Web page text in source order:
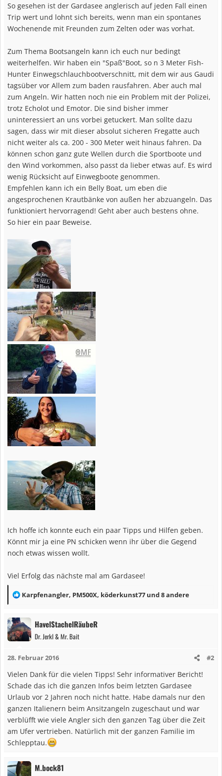
So gesehen ist der Gardasee anglerisch auf jeden Fall einen
Trip wert und lohnt sich bereits, wenn man ein spontanes
Wochenende mit Freunden zum Zelten oder was vorhat.
Zum Thema Bootsangeln kann ich euch nur bedingt
weiterhelfen. Wir haben ein "Spaß"Boot, so n 3 Meter Fish-
Hunter Einwegschlauchbootverschnitt, mit dem wir aus Gaudi
tagsüber vor Allem zum baden rausfahren. Aber auch mal
zum Angeln. Wir hatten noch nie ein Problem mit der Polizei,
trotz Echolot und Emotor. Die sind bisher immer
uninteressiert an uns vorbei getuckert. Man sollte dazu
sagen, dass wir mit dieser absolut sicheren Fregatte auch
nicht weiter als ca. 200 - 300 Meter weit hinaus fahren. Da
können schon ganz gute Wellen durch die Sportboote und
den Wind vorkommen, also passt da lieber etwas auf. Es wird
wenig Rücksicht auf Einwegboote genommen.
Empfehlen kann ich ein Belly Boat, um eben die
angesprochenen Krautbänke von außen her abzuangeln. Das
funktioniert hervorragend! Geht aber auch bestens ohne.
So hier ein paar Beweise.
Ich hoffe ich konnte euch ein paar Tipps und Hilfen geben.
Könnt mir ja eine PN schicken wenn ihr über die Gegend
noch etwas wissen wollt.
Viel Erfolg das nächste mal am Gardasee!
R
a
k
t
o
Karpfenangler, PM500X, köderkunst77 und 8 andere
HavelStachelRäubeR
Dr. Jerkl & Mr. Bait
28. Februar 2016 #2
Vielen Dank für die vielen Tipps! Sehr informativer Bericht!
Schade das ich die ganzen Infos beim letzten Gardasee
Urlaub vor 2 Jahren noch nicht hatte. Habe damals nur den
ganzen Italienern beim Ansitzangeln zugeschaut und war
verblüfft wie viele Angler sich den ganzen Tag über die Zeit
am Ufer vertrieben. Natürlich mit der ganzen Familie im
Schlepptau.
M.bock81